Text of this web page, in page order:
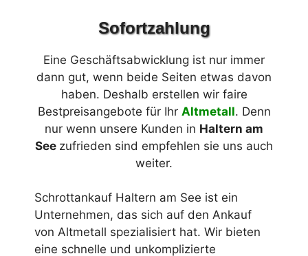
Sofortzahlung
Eine Geschäftsabwicklung ist nur immer
dann gut, wenn beide Seiten etwas davon
haben. Deshalb erstellen wir faire
Bestpreisangebote für Ihr Altmetall. Denn
nur wenn unsere Kunden in Haltern am
See zufrieden sind empfehlen sie uns auch
weiter.
Schrottankauf Haltern am See ist ein
Unternehmen, das sich auf den Ankauf
von Altmetall spezialisiert hat. Wir bieten
eine schnelle und unkomplizierte